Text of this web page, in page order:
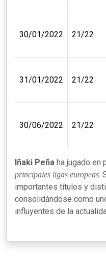
30/01/2022 21/22
31/01/2022 21/22
30/06/2022 21/22
Iñaki Peña ha jugado
principales ligas europeas.
importantes títulos y
consolidándose como
influyentes de la